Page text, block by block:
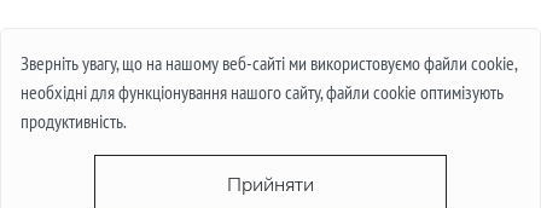
Зверніть увагу, що на нашому веб-сайті ми використовуємо файли cookie,
необхідні для функціонування нашого сайту, файли cookie оптимізують
продуктивність.
Прийняти